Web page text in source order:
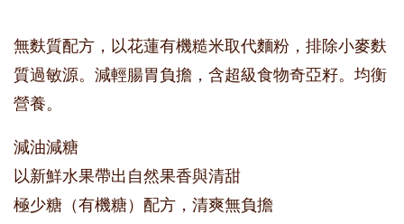
無麩質配方，以花蓮有機糙米取代麵粉，排除小麥麩
質過敏源。減輕腸胃負擔，含超級食物奇亞籽。均衡
營養。
減油減糖
以新鮮水果帶出自然果香與清甜
極少糖（有機糖）配方，清爽無負擔